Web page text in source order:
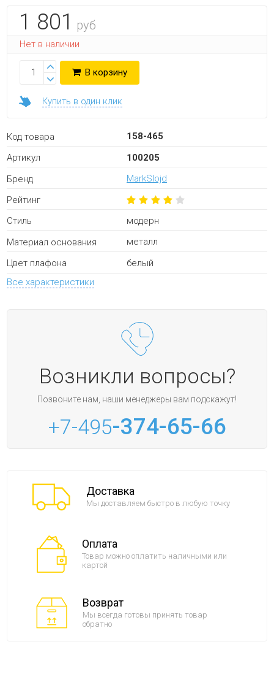
1 801 руб
Нет в наличии
В корзину
Купить в один клик
Код товара
158-465
Артикул
100205
Бренд
MarkSlojd
Рейтинг
Стиль
модерн
Материал основания
металл
Цвет плафона
белый
Все характеристики
Возникли вопросы?
Позвоните нам, наши менеджеры вам подскажут!
+7-495-374-65-66
Доставка
Мы доставляем быстро в любую точку
Оплата
Товар можно оплатить наличными или
картой
Возврат
Мы всегда готовы принять товар
обратно